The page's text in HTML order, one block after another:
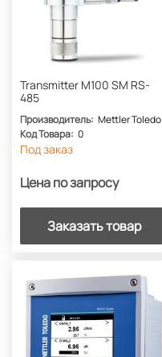
Transmitter M100 SM RS-
485
Производитель: Mettler Toledo
Код Товара: 0
Под заказ
Цена по запросу
Заказать товар